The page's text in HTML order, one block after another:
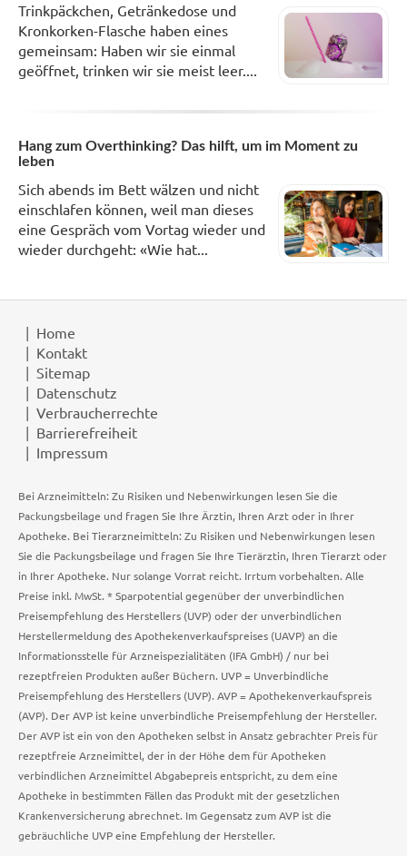
Trinkpäckchen, Getränkedose und
Kronkorken-Flasche haben eines
gemeinsam: Haben wir sie einmal
geöffnet, trinken wir sie meist leer....
Hang zum Overthinking? Das hilft, um im Moment zu
leben
Sich abends im Bett wälzen und nicht
einschlafen können, weil man dieses
eine Gespräch vom Vortag wieder und
wieder durchgeht: «Wie hat...
Home
Kontakt
Sitemap
Datenschutz
Verbraucherrechte
Barrierefreiheit
Impressum
Bei Arzneimitteln: Zu Risiken und Nebenwirkungen lesen Sie die
Packungsbeilage und fragen Sie Ihre Ärztin, Ihren Arzt oder in Ihrer
Apotheke. Bei Tierarzneimitteln: Zu Risiken und Nebenwirkungen lesen
Sie die Packungsbeilage und fragen Sie Ihre Tierärztin, Ihren Tierarzt oder
in Ihrer Apotheke. Nur solange Vorrat reicht. Irrtum vorbehalten. Alle
Preise inkl. MwSt. * Sparpotential gegenüber der unverbindlichen
Preisempfehlung des Herstellers (UVP) oder der unverbindlichen
Herstellermeldung des Apothekenverkaufspreises (UAVP) an die
Informationsstelle für Arzneispezialitäten (IFA GmbH) / nur bei
rezeptfreien Produkten außer Büchern. UVP = Unverbindliche
Preisempfehlung des Herstellers (UVP). AVP = Apothekenverkaufspreis
(AVP). Der AVP ist keine unverbindliche Preisempfehlung der Hersteller.
Der AVP ist ein von den Apotheken selbst in Ansatz gebrachter Preis für
rezeptfreie Arzneimittel, der in der Höhe dem für Apotheken
verbindlichen Arzneimittel Abgabepreis entspricht, zu dem eine
Apotheke in bestimmten Fällen das Produkt mit der gesetzlichen
Krankenversicherung abrechnet. Im Gegensatz zum AVP ist die
gebräuchliche UVP eine Empfehlung der Hersteller.